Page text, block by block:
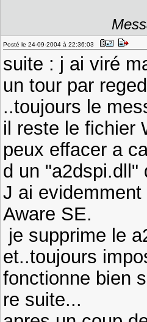
Posté le 24-09-2004 à 22:36:03
suite : j ai viré
un tour par
..toujours le
il reste le fichier
peux effacer a
d un
J ai
Aware SE.
je supprime le
et..toujours
fonctionne bien
re suite...